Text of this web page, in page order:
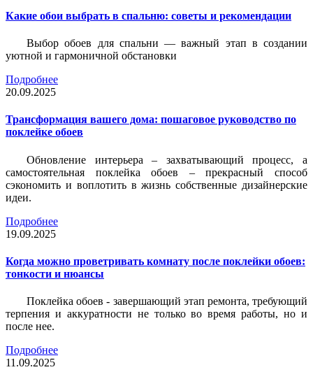
Какие обои выбрать в спальню: советы и рекомендации
Выбор обоев для спальни — важный этап в создании
уютной и гармоничной обстановки
Подробнее
20.09.2025
Трансформация вашего дома: пошаговое руководство по
поклейке обоев
Обновление интерьера – захватывающий процесс, а
самостоятельная поклейка обоев – прекрасный способ
сэкономить и воплотить в жизнь собственные дизайнерские
идеи.
Подробнее
19.09.2025
Когда можно проветривать комнату после поклейки обоев:
тонкости и нюансы
Поклейка обоев - завершающий этап ремонта, требующий
терпения и аккуратности не только во время работы, но и
после нее.
Подробнее
11.09.2025